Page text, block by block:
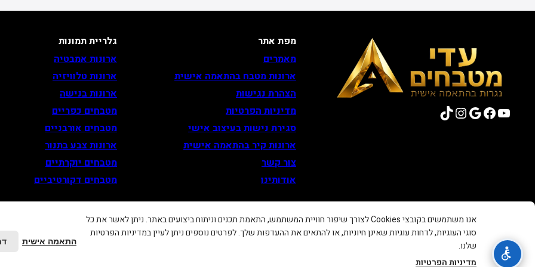
YouTube
Facebook
Google
Instagram
TikTok
מפת אתר
מאמרים
ארונות מטבח בהתאמה אישית
הצהרת נגישות
מדיניות הפרטיות
סגירת נישות בעיצוב אישי
ארונות קיר בהתאמה אישית
צור קשר
אודותינו
גלריית תמונות
ארונות אמבטיה
ארונות טלוויזיה
ארונות בנישה
מטבחים כפריים
מטבחים אורבניים
ארונות צבע בתנור
מטבחים יוקרתיים
מטבחים דקורטיביים
אנו משתמשים בקובצי Cookies לצורך שיפור חוויית המשתמש, התאמת תכנים וניתוח ביצועים באתר. ניתן לאשר את כל
סוגי העוגיות, לדחות עוגיות שאינן חיוניות, או להתאים את ההעדפות שלך. לפרטים נוספים ניתן לעיין במדיניות הפרטיות
שלנו.
מדיניות הפרטיות
התאמה אישית